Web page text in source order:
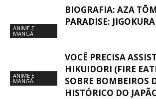
ANIME E
MANGÁ
BIOGRAFIA: AZA
PARADISE:
ANIME E
MANGÁ
VOCÊ PRECISA
HIKUIDORI (FIRE
SOBRE BOMBEIROS
HISTÓRICO DO